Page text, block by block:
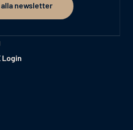
newsletter
Login